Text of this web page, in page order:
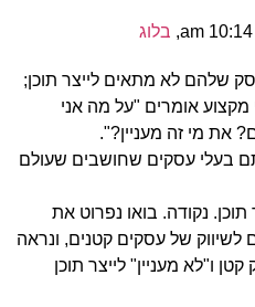
10:14 am
, בלוג
שלהם לא מתאים לייצר תוכן;
מקצוע אומרים "על מה אני
את מי זה מעניין?".
בעלי עסקים שחושבים שעולם
תוכן. נקודה. בואו נפרוט את
לשיווק של עסקים קטנים, ונראה
ו"לא מעניין" לייצר תוכן